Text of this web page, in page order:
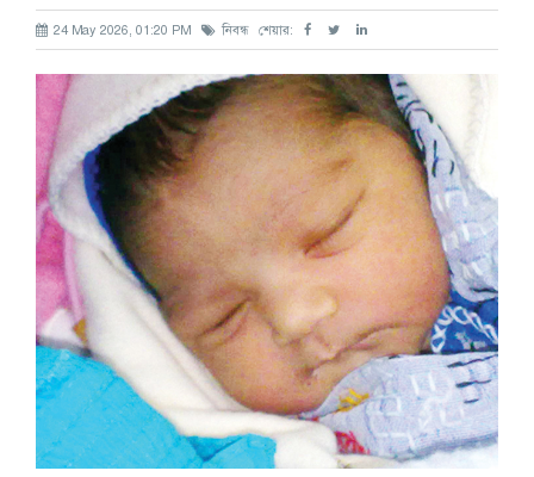
24 May 2026, 01:20 PM নিবন্ধ শেয়ার: